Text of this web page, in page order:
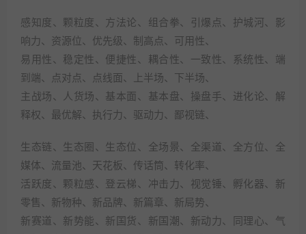
感知度、颗粒度、方法论、组合拳、引爆点、护城河、影
响力、资源位、优先级、制高点、可用性、
易用性、稳定性、便捷性、耦合性、一致性、系统性、端
到端、点对点、点线面、上半场、下半场、
主战场、人货场、基本面、基本盘、操盘手、进化论、解
释权、最优解、执行力、驱动力、鄙视链、
生态链、生态圈、生态位、全场景、全渠道、全方位、全
媒体、流量池、天花板、传话筒、转化率、
活跃度、颗粒感、登云梯、冲击力、视觉锤、孵化器、新
零售、新物种、新品牌、新篇章、新局势、
新赛道、新势能、新国货、新国潮、新动力、同理心、气